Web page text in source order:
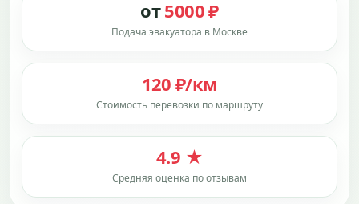
от5000 ₽
Подача эвакуатора в Москве
120 ₽/км
Стоимость перевозки по маршруту
4.9 ★
Средняя оценка по отзывам